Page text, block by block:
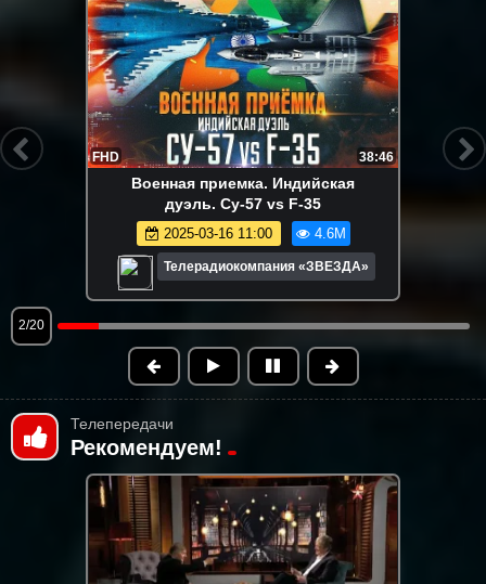
FHD 36:16
Д/ф «Оружейный секонд-хенд: чем
снабжают ВСУ»
2023-12-09 09:13 3.2M
Телерадиокомпания «ЗВЕЗДА»
3/20
Телепередачи
Рекомендуем!